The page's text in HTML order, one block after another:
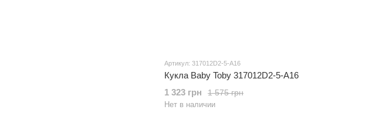
Артикул: 317012D2-5-A16
Кукла Baby Toby 317012D2-5-A16
1 575 грн
1 323 грн
Нет в наличии